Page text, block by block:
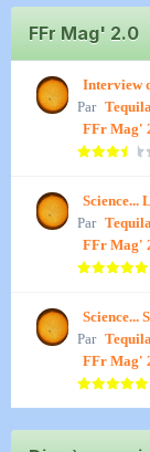
FFr Mag' 2.0
Interview
Par
FFr Mag'
Science...
Par
FFr Mag'
Science...
Par
FFr Mag'